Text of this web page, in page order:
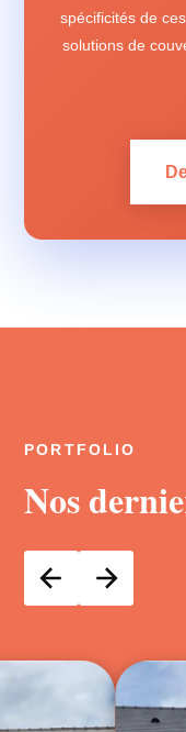
spécificités de
solutions de
PORTFOLIO
Nos